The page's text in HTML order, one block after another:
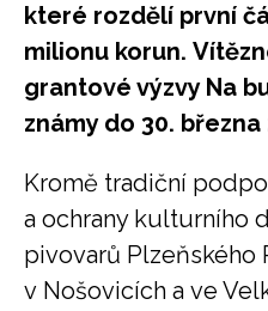
které rozdělí první
milionu korun.
grantové výzvy Na
známy do 30. března
Kromě tradiční
a ochrany kulturního
pivovarů Plzeňského
v Nošovicích a ve